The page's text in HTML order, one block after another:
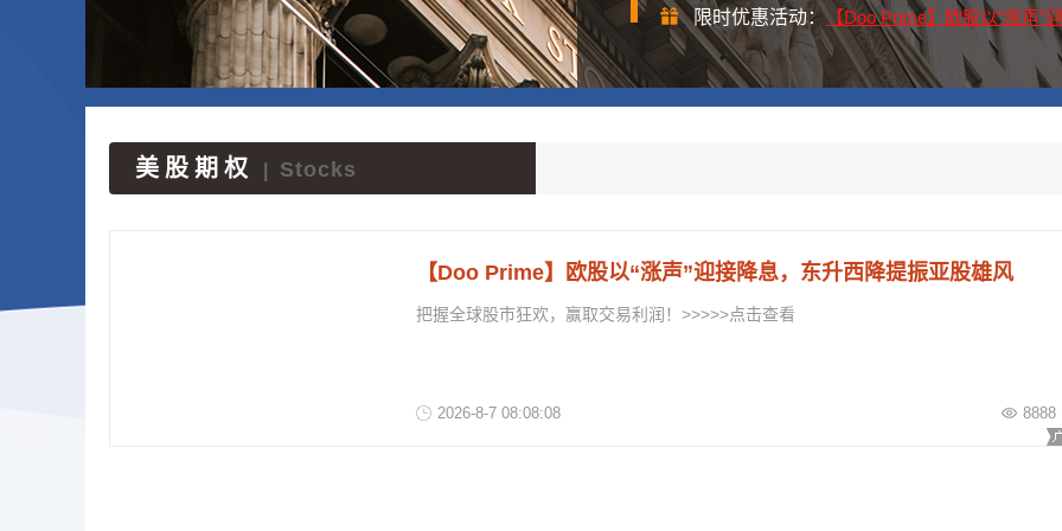
限时优惠活动：【Doo Prime】欧股以“涨声”
美股期权 Stocks
【Doo Prime】欧股以“涨声”迎接降息，东升西降提振亚股雄风
把握全球股市狂欢，赢取交易利润！>>>>>点击查看
2026-8-7 08:08:08 8888